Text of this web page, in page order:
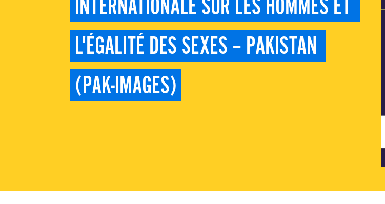
INTERNATIONALE SUR LES HOMMES ET
L'ÉGALITÉ DES SEXES – PAKISTAN
(PAK-IMAGES)